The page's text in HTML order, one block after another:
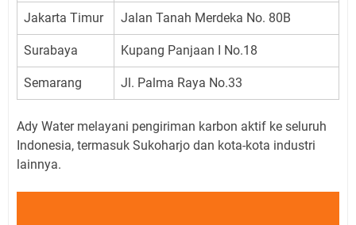
Jakarta Timur Jalan Tanah Merdeka No. 80B
Surabaya Kupang Panjaan I No.18
Semarang Jl. Palma Raya No.33
Ady Water melayani pengiriman karbon aktif ke seluruh
Indonesia, termasuk Sukoharjo dan kota-kota industri
lainnya.